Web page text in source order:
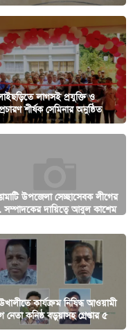
লাগসই প্রযুক্তি ও
শীর্ষক সেমিনার অনুষ্ঠিত
উপজেলা সেচ্ছাসেবক লীগের
সম্পাদকের দায়িত্বে আবুল কাশেম
কার্যক্রম নিষিদ্ধ আওয়ামী
নেতা কনিষ্ঠ বড়ুয়াসহ গ্রেপ্তার ৫